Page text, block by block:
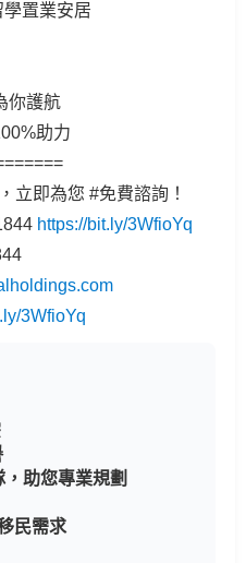
置業安居
你護航
助力
立即為您 #免費諮詢！
https://bit.ly/3WfioYq
3WfioYq
助您專業規劃
民需求